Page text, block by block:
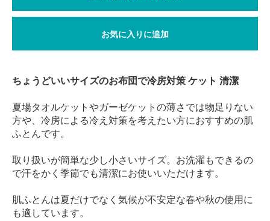
お気に入りに追加
ちょうどいいサイズのお布団で冷房対策 ケット 清潔
夏場タオルケットやガーゼケットの薄さでは物足りない
方や、冷房による冷え対策を考えたい方におすすめの肌
ふとんです。
取り扱いが簡単な少し小さいサイズ。お洗濯もできるの
で汗をかく季節でも清潔にお使いいただけます。
肌ふとんは夏だけでなく気候が不安定な春や秋の使用に
も適しています。